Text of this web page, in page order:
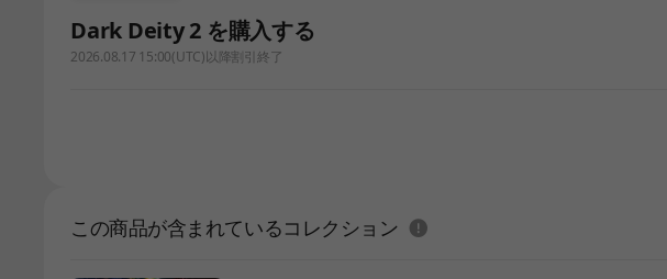
Dark Deity 2 を購入する
2026.08.17 15:00(UTC)以降割引終了
この商品が含まれているコレクション 도움말